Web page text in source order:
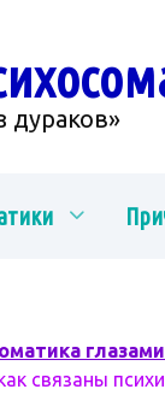
дураков»
связаны